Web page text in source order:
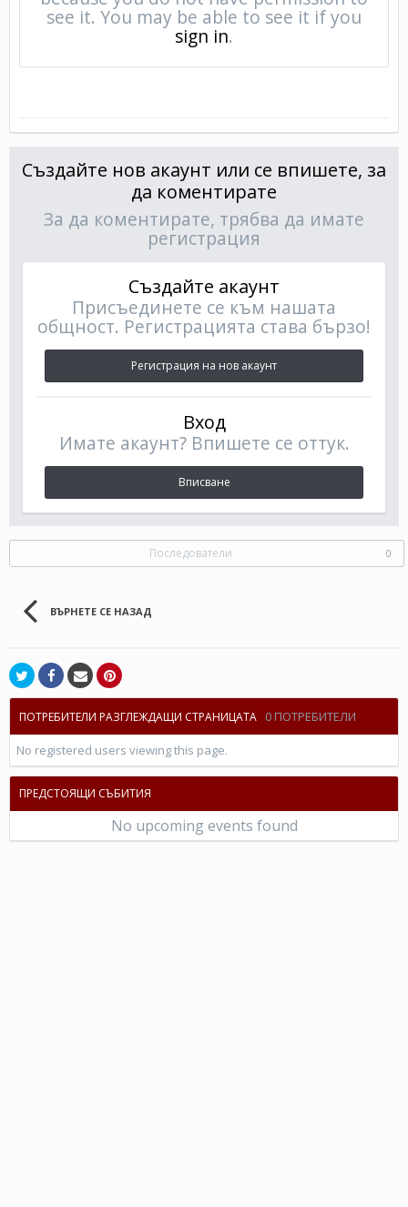
Създайте нов акаунт или се впишете, за
да коментирате
За да коментирате, трябва да имате
регистрация
Създайте акаунт
Присъединете се към нашата
общност. Регистрацията става бързо!
Регистрация на нов акаунт
Вход
Имате акаунт? Впишете се оттук.
Вписване
Последователи 0
ВЪРНЕТЕ СЕ НАЗАД
ПОТРЕБИТЕЛИ РАЗГЛЕЖДАЩИ СТРАНИЦАТА 0 ПОТРЕБИТЕЛИ
No registered users viewing this page.
ПРЕДСТОЯЩИ СЪБИТИЯ
No upcoming events found